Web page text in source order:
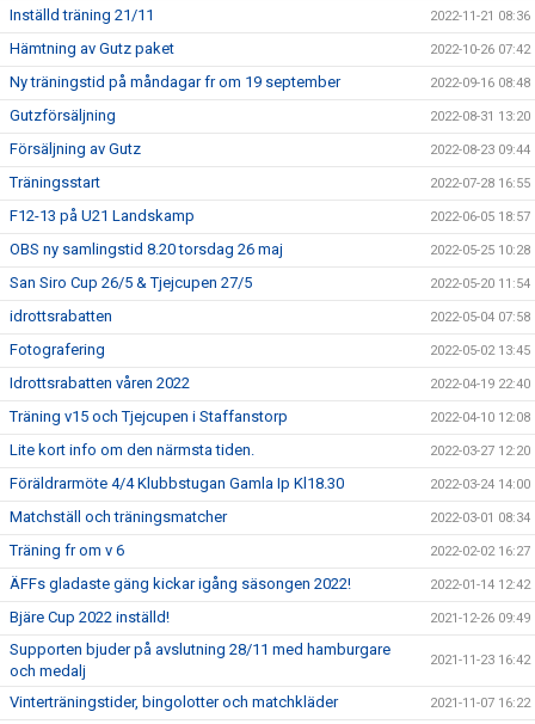
Inställd träning 21/11 2022-11-21 08:36
Hämtning av Gutz paket 2022-10-26 07:42
Ny träningstid på måndagar fr om 19 september 2022-09-16 08:48
Gutzförsäljning 2022-08-31 13:20
Försäljning av Gutz 2022-08-23 09:44
Träningsstart 2022-07-28 16:55
F12-13 på U21 Landskamp 2022-06-05 18:57
OBS ny samlingstid 8.20 torsdag 26 maj 2022-05-25 10:28
San Siro Cup 26/5 & Tjejcupen 27/5 2022-05-20 11:54
idrottsrabatten 2022-05-04 07:58
Fotografering 2022-05-02 13:45
Idrottsrabatten våren 2022 2022-04-19 22:40
Träning v15 och Tjejcupen i Staffanstorp 2022-04-10 12:08
Lite kort info om den närmsta tiden. 2022-03-27 12:20
Föräldrarmöte 4/4 Klubbstugan Gamla Ip Kl18.30 2022-03-24 14:00
Matchställ och träningsmatcher 2022-03-01 08:34
Träning fr om v 6 2022-02-02 16:27
ÄFFs gladaste gäng kickar igång säsongen 2022! 2022-01-14 12:42
Bjäre Cup 2022 inställd! 2021-12-26 09:49
Supporten bjuder på avslutning 28/11 med hamburgare
och medalj
2021-11-23 16:42
Vinterträningstider, bingolotter och matchkläder 2021-11-07 16:22